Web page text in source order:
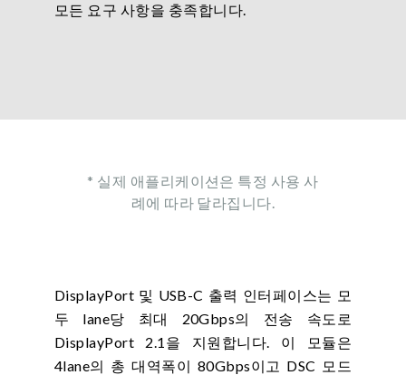
모든 요구 사항을 충족합니다.
* 실제 애플리케이션은 특정 사용 사
례에 따라 달라집니다.
DisplayPort 및 USB-C 출력 인터페이스는 모
두 lane당 최대 20Gbps의 전송 속도로
DisplayPort 2.1을 지원합니다. 이 모듈은
4lane의 총 대역폭이 80Gbps이고 DSC 모드